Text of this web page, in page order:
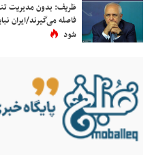
ظریف: بدون مدیریت
فاصله می‌گیرند/ایران
شود